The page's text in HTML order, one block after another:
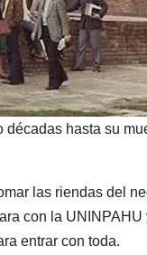
hasta su
las riendas del
con la UNINPAHU
entrar con toda.